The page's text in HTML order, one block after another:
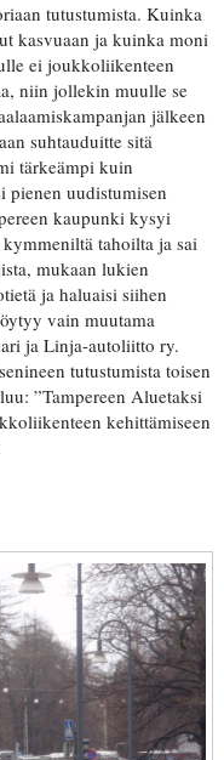
tutustumista. Kuinka
kasvuaan ja kuinka moni
ei joukkoliikenteen
niin jollekin muulle se
jälkeen
suhtauduitte sitä
tärkeämpi kuin
uudistumisen
kaupunki kysyi
tahoilta ja sai
mukaan lukien
ja haluaisi siihen
vain muutama
ja Linja-autoliitto ry.
tutustumista toisen
”Tampereen Aluetaksi
kehittämiseen